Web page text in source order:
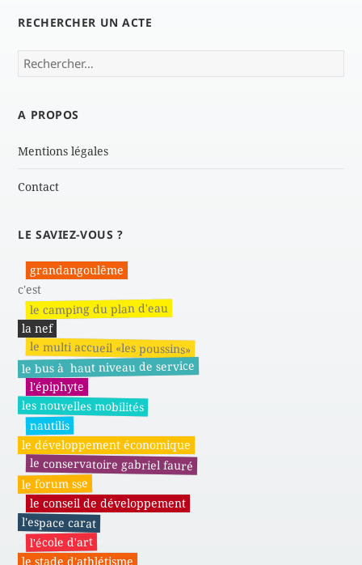
RECHERCHER UN ACTE
Rechercher :
A PROPOS
Mentions légales
Contact
LE SAVIEZ-VOUS ?
grandangoulême
c'est
le camping du plan d'eau
la nef
le multi accueil «les poussins»
le bus à haut niveau de service
l'épiphyte
les nouvelles mobilités
nautilis
le développement économique
le conservatoire gabriel fauré
le forum sse
le conseil de développement
l'espace carat
l'école d'art
le stade d'athlétisme